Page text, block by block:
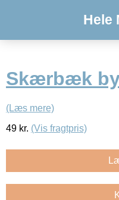
Hele
Skærbæk
(Læs mere)
49 kr. (Vis fragtpris)